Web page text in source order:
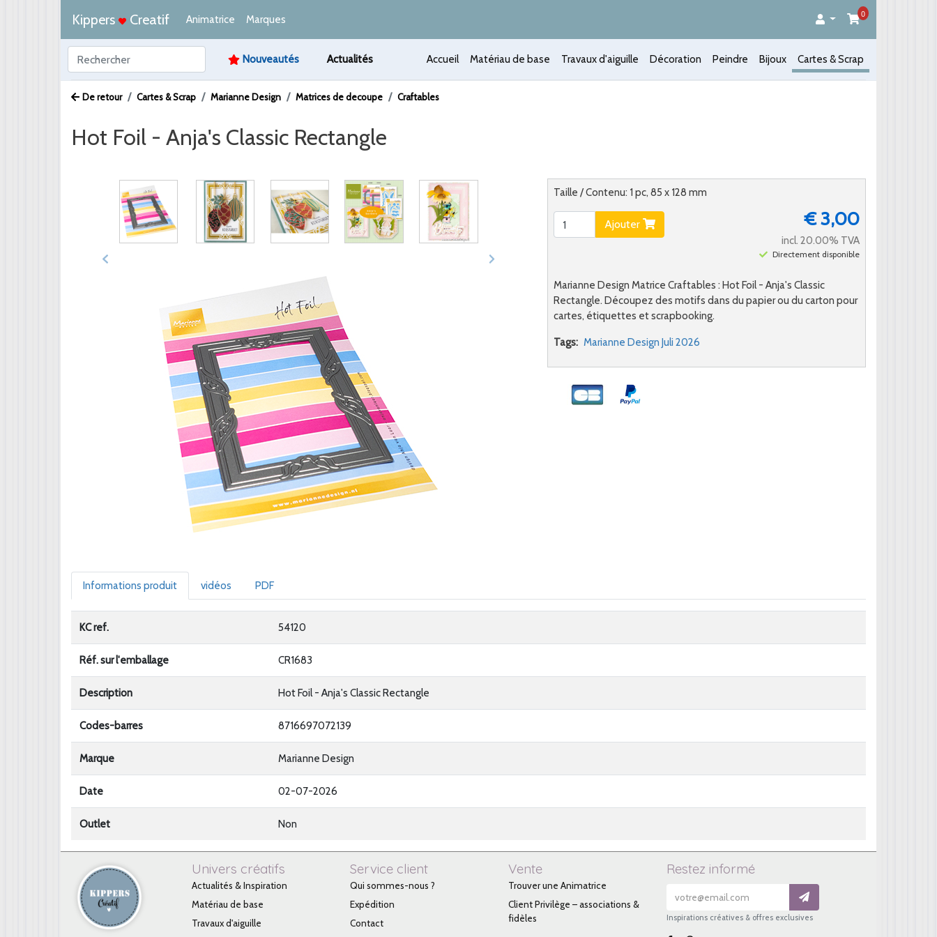
Kippers Creatif Animatrice Marques 0
Nouveautés Actualités Accueil Matériau de base Travaux d'aiguille Décoration Peindre Bijoux Cartes & Scrap
De retour Cartes & Scrap Marianne Design Matrices de decoupe Craftables
Hot Foil - Anja's Classic Rectangle
Taille / Contenu: 1 pc, 85 x 128 mm
Ajouter € 3,00
incl. 20.00% TVA
Directement disponible
Marianne Design Matrice Craftables : Hot Foil - Anja's Classic
Rectangle. Découpez des motifs dans du papier ou du carton pour
cartes, étiquettes et scrapbooking.
Tags: Marianne Design Juli 2026
Informations produit vidéos PDF
KC ref. 54120
Réf. sur l'emballage CR1683
Description Hot Foil - Anja's Classic Rectangle
Codes-barres 8716697072139
Marque Marianne Design
Date 02-07-2026
Outlet Non
Univers créatifs
Actualités & Inspiration
Matériau de base
Travaux d'aiguille
Service client
Qui sommes-nous ?
Expédition
Contact
Vente
Trouver une Animatrice
Client Privilège – associations &
fidèles
Restez informé
Inspirations créatives & offres exclusives